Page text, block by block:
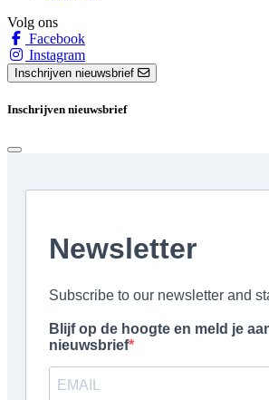
Volg ons
Facebook
Instagram
Inschrijven nieuwsbrief
Inschrijven nieuwsbrief